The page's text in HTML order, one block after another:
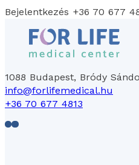
Bejelentkezés +36 70 677
1088 Budapest, Bródy
info@forlifemedical.hu
+36 70 677 4813
Follow us on Facebook
Follow us on LinkedIn